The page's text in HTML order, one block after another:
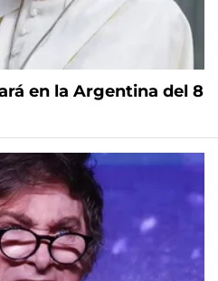
en la Argentina del 8